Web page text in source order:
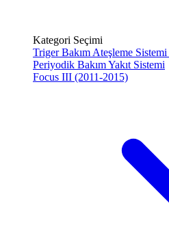
Kategori Seçimi
Triger Bakım Ateşleme Sistemi
Periyodik BakımYakıt Sistemi
Focus III (2011-2015)